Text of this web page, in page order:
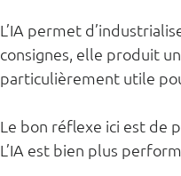
L’IA permet
consignes, elle produit
particulièrement utile
Le bon réflexe ici est de
L’IA est bien plus